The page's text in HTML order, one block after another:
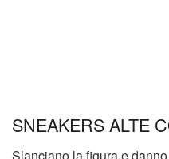
SNEAKERS ALTE